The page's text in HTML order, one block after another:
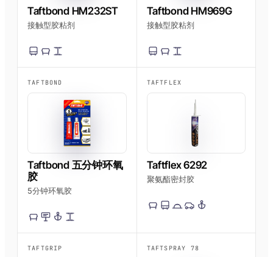
Taftbond HM232ST
接触型胶粘剂
Taftbond HM969G
接触型胶粘剂
TAFTBOND
Taftbond 五分钟环氧
胶
5分钟环氧胶
TAFTFLEX
Taftflex 6292
聚氨酯密封胶
TAFTGRIP TAFTSPRAY 78